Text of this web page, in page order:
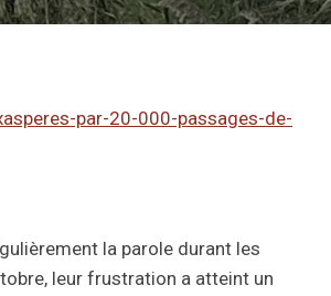
par-20-000-passages-de-
la parole durant les
leur frustration a atteint un